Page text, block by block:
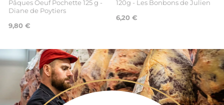
Pâques Oeuf Pochette 125 g -
Diane de Poytiers
9,80 €
120g - Les Bonbons de Julien
6,20 €